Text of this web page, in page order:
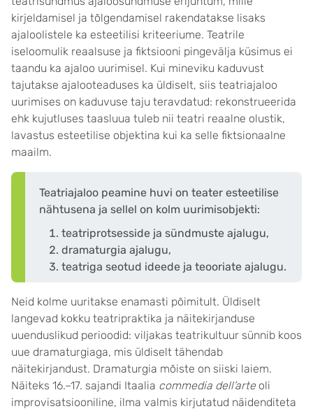
kirjeldamisel ja tõlgendamisel rakendatakse lisaks
ajaloolistele ka esteetilisi kriteeriume. Teatrile
iseloomulik reaalsuse ja fiktsiooni pingevälja küsimus ei
taandu ka ajaloo uurimisel. Kui mineviku kaduvust
tajutakse ajalooteaduses ka üldiselt, siis teatriajaloo
uurimises on kaduvuse taju teravdatud: rekonstrueerida
ehk kujutluses taasluua tuleb nii teatri reaalne olustik,
lavastus esteetilise objektina kui ka selle fiktsionaalne
maailm.
Teatriajaloo peamine huvi on teater esteetilise
nähtusena ja sellel on kolm uurimisobjekti:
teatriprotsesside ja sündmuste ajalugu,
dramaturgia ajalugu,
teatriga seotud ideede ja teooriate ajalugu.
Neid kolme uuritakse enamasti põimitult. Üldiselt
langevad kokku teatripraktika ja näitekirjanduse
uuenduslikud perioodid: viljakas teatrikultuur sünnib koos
uue dramaturgiaga, mis üldiselt tähendab
näitekirjandust. Dramaturgia mõiste on siiski laiem.
Näiteks 16.–17. sajandi Itaalia commedia dell’arteoli
improvisatsiooniline, ilma valmis kirjutatud näidenditeta